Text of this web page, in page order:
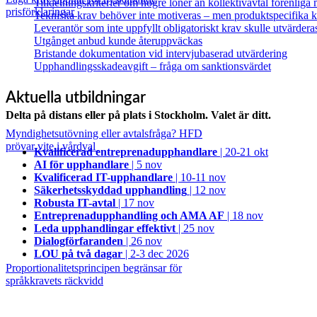
prisförklaringar
Myndighetsutövning eller avtalsfråga? HFD
prövar vite i vårdval
Proportionalitetsprincipen begränsar för
språkkravets räckvidd
Tekniska krav behöver inte motiveras – men produktspecifika
Leverantör som inte uppfyllt obligatoriskt krav skulle
Utgånget anbud kunde återuppväckas
Bristande dokumentation vid intervjubaserad utvärdering
Upphandlingsskadeavgift – fråga om sanktionsvärdet
Aktuella utbildningar
Delta på distans eller på plats i Stockholm. Valet är ditt.
Kvalificerad entreprenad­upphandlare | 20-21 okt
AI för upphandlare | 5 nov
Kvalificerad IT-upphandlare | 10-11 nov
Säkerhetsskyddad upphandling | 12 nov
Robusta IT-avtal | 17 nov
Entreprenadupphandling och AMA AF | 18 nov
Leda upphandlingar effektivt | 25 nov
Dialogförfaranden | 26 nov
LOU på två dagar | 2-3 dec 2026